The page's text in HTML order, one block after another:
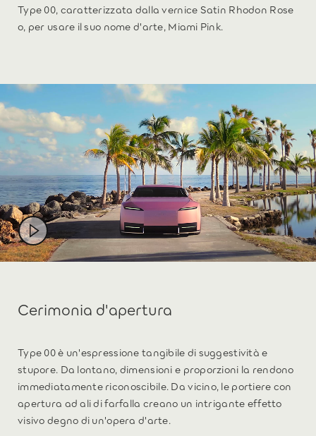
Type 00, caratterizzata dalla vernice Satin Rhodon Rose
o, per usare il suo nome d'arte, Miami Pink.
Cerimonia d'apertura
Type 00 è un'espressione tangibile di suggestività e
stupore. Da lontano, dimensioni e proporzioni la rendono
immediatamente riconoscibile. Da vicino, le portiere con
apertura ad ali di farfalla creano un intrigante effetto
visivo degno di un'opera d'arte.